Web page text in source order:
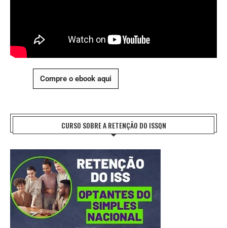
Compre o ebook aqui
CURSO SOBRE A RETENÇÃO DO ISSQN